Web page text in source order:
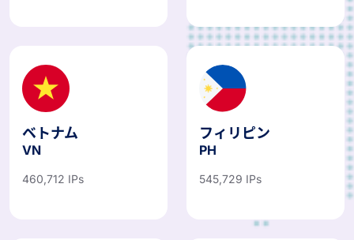
ベトナム
VN
460,712 IPs
フィリピン
PH
545,729 IPs